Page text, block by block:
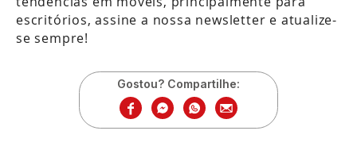
escritórios, assine a nossa newsletter e atualize-
se sempre!
Gostou? Compartilhe: